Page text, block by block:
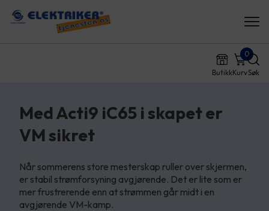
ButikkKurv
0
Søk
Med Acti9 iC65 i skapet er
VM sikret
Når sommerens store mesterskap ruller over skjermen,
er stabil strømforsyning avgjørende. Det er lite som er
mer frustrerende enn at strømmen går midt i en
avgjørende VM-kamp.